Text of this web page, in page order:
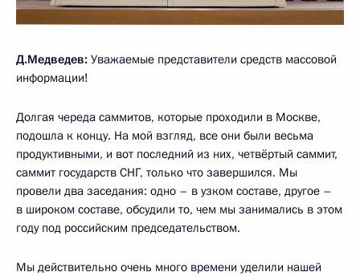
Д.Медведев: Уважаемые представители средств массовой
информации!
Долгая череда саммитов, которые проходили в Москве,
подошла к концу. На мой взгляд, все они были весьма
продуктивными, и вот последний из них, четвёртый саммит,
саммит государств СНГ, только что завершился. Мы
провели два заседания: одно – в узком составе, другое –
в широком составе, обсудили то, чем мы занимались в этом
году под российским председательством.
Мы действительно очень много времени уделили нашей